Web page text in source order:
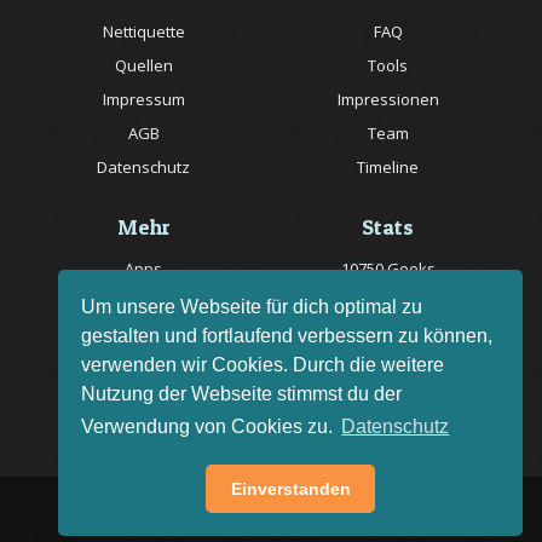
Um unsere Webseite für dich optimal zu
gestalten und fortlaufend verbessern zu können,
verwenden wir Cookies. Durch die weitere
Nutzung der Webseite stimmst du der
Verwendung von Cookies zu. Datenschutz
Einverstanden
Nettiquette
Quellen
Impressum
AGB
Datenschutz
FAQ
Tools
Impressionen
Team
Timeline
Mehr
Apps
Jobs
Livestream
Bug melden
Rätsel des Tages
Stats
10750 Geeks
20057 Rätsel online
150 Quizfragen online
AGB•Impressum•FAQ